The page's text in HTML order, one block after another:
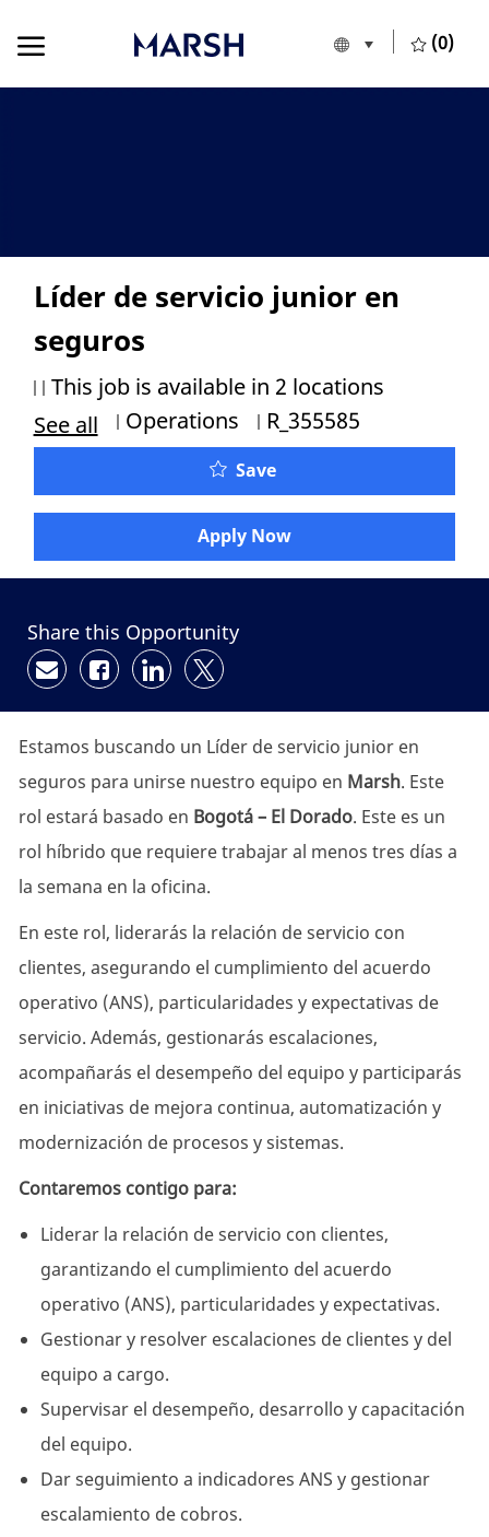
Language
European Union
(0)
Líder de servicio junior en
seguros
This job is available in 2 locations
See all
Category
Operations Job Id
R_355585
Save
Apply Now
Share this Opportunity
Share via email
Share via Facebook
Share via LinkedIn
Share via twitter
Estamos buscando un Líder de servicio junior en
seguros para unirse nuestro equipo en Marsh. Este
rol estará basado en Bogotá – El Dorado. Este es un
rol híbrido que requiere trabajar al menos tres días a
la semana en la oficina.
En este rol, liderarás la relación de servicio con
clientes, asegurando el cumplimiento del acuerdo
operativo (ANS), particularidades y expectativas de
servicio. Además, gestionarás escalaciones,
acompañarás el desempeño del equipo y participarás
en iniciativas de mejora continua, automatización y
modernización de procesos y sistemas.
Contaremos contigo para:
Liderar la relación de servicio con clientes,
garantizando el cumplimiento del acuerdo
operativo (ANS), particularidades y expectativas.
Gestionar y resolver escalaciones de clientes y del
equipo a cargo.
Supervisar el desempeño, desarrollo y capacitación
del equipo.
Dar seguimiento a indicadores ANS y gestionar
escalamiento de cobros.